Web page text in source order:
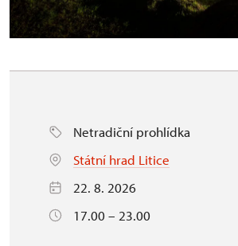
Netradiční prohlídka
Státní hrad Litice
22. 8. 2026
17.00 – 23.00